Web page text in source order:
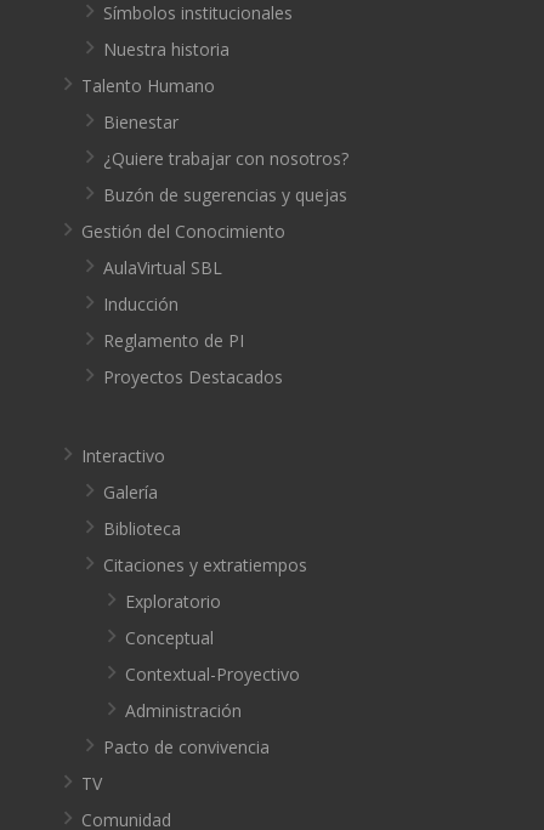
Símbolos institucionales
Nuestra historia
Talento Humano
Bienestar
¿Quiere trabajar con nosotros?
Buzón de sugerencias y quejas
Gestión del Conocimiento
AulaVirtual SBL
Inducción
Reglamento de PI
Proyectos Destacados
Interactivo
Galería
Biblioteca
Citaciones y extratiempos
Exploratorio
Conceptual
Contextual-Proyectivo
Administración
Pacto de convivencia
TV
Comunidad